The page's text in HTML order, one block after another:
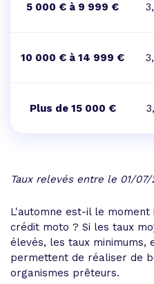
5 000 € à 9 999 €
10 000 € à 14 999 €
Plus de 15 000 €
Taux relevés entre le 01/
L'automne est-il le
crédit moto ? Si les taux
élevés, les taux minimums,
permettent de réaliser de
organismes prêteurs.